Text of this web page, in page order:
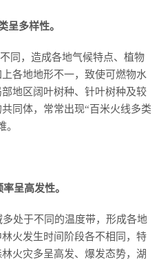
呈多样性。
同，造成各地气候特点、植物
各地地形不一，致使可燃物水
地区阔叶树种、针叶树种及较
同体，常常出现“百米火线多类
。
呈高发性。
处于不同的温度带，形成各地
火发生时间阶段各不相同，特
火灾多呈高发、爆发态势，湖